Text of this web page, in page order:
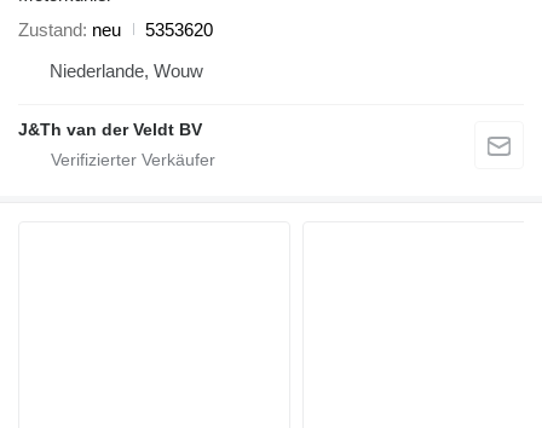
Zustand neu
5353620
Niederlande, Wouw
J&Th van der Veldt BV